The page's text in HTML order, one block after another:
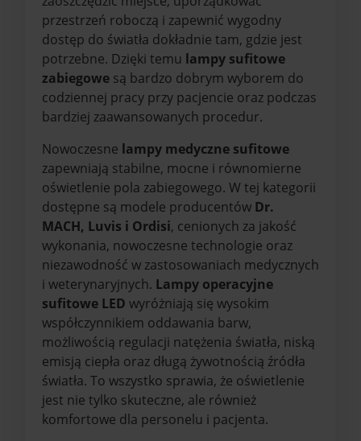
przestrzeń roboczą i zapewnić wygodny
dostęp do światła dokładnie tam, gdzie jest
potrzebne. Dzięki temu lampy sufitowe
zabiegowe są bardzo dobrym wyborem do
codziennej pracy przy pacjencie oraz podczas
bardziej zaawansowanych procedur.
Nowoczesne lampy medyczne sufitowe
zapewniają stabilne, mocne i równomierne
oświetlenie pola zabiegowego. W tej kategorii
dostępne są modele producentów Dr.
MACH, Luvis i Ordisi, cenionych za jakość
wykonania, nowoczesne technologie oraz
niezawodność w zastosowaniach medycznych
i weterynaryjnych. Lampy operacyjne
sufitowe LED wyróżniają się wysokim
współczynnikiem oddawania barw,
możliwością regulacji natężenia światła, niską
emisją ciepła oraz długą żywotnością źródła
światła. To wszystko sprawia, że oświetlenie
jest nie tylko skuteczne, ale również
komfortowe dla personelu i pacjenta.